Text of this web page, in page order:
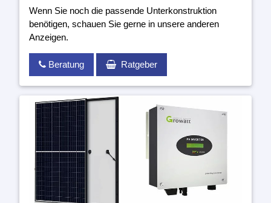
Wenn Sie noch die passende Unterkonstruktion
benötigen, schauen Sie gerne in unsere anderen
Anzeigen.
Beratung Ratgeber